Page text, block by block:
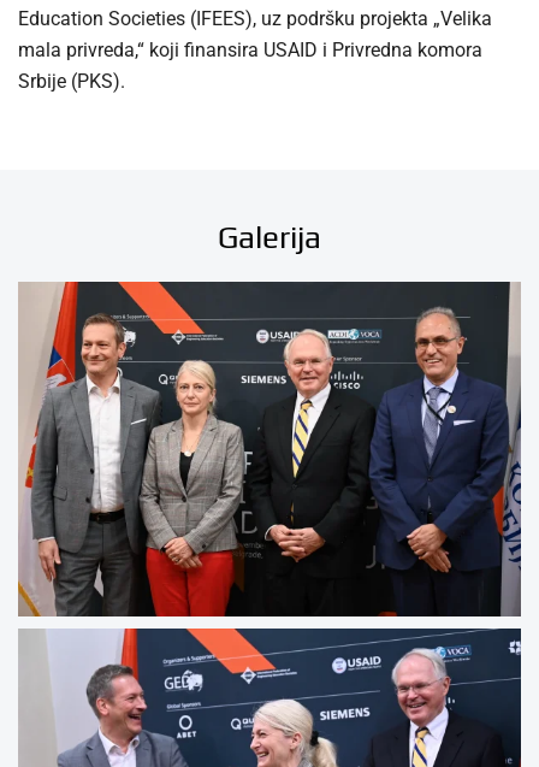
Education Societies (IFEES), uz podršku projekta „Velika
mala privreda,“ koji finansira USAID i Privredna komora
Srbije (PKS).
Galerija